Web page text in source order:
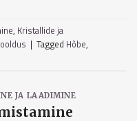
, Kristallide ja
| Tagged Hõbe,
JA LAADIMINE